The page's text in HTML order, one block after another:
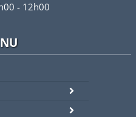
- 12h00